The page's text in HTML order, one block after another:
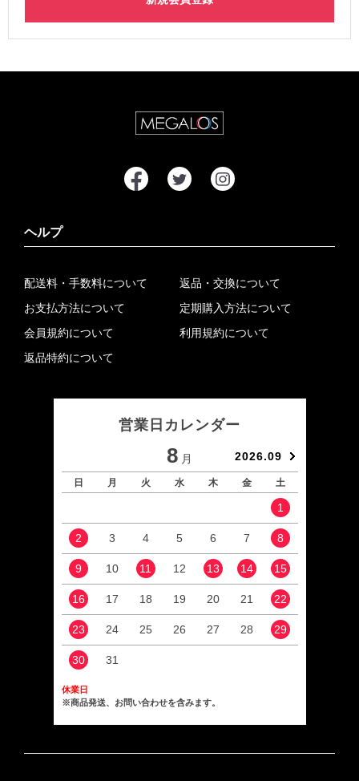
ヘルプ
配送料・手数料について
お支払方法について
会員規約について
返品特約について
返品・交換について
定期購入方法について
利用規約について
営業日カレンダー
8 月 2026.09
日 月 火 水 木 金 土
1
2 3 4 5 6 7 8
9 10 11 12 13 14 15
16 17 18 19 20 21 22
23 24 25 26 27 28 29
30 31
休業日
※商品発送、お問い合わせを含みます。